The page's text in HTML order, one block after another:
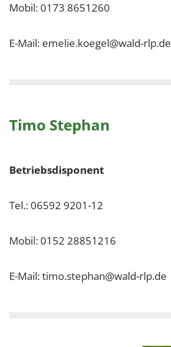
Mobil: 0173 8651260
E-Mail: emelie.koegel@wald-rlp.de
Timo Stephan
Betriebsdisponent
Tel.: 06592 9201-12
Mobil: 0152 28851216
E-Mail: timo.stephan@wald-rlp.de